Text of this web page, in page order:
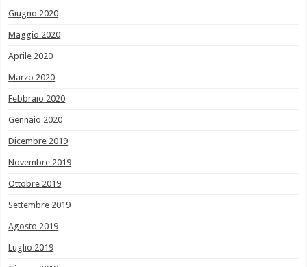
Giugno 2020
Maggio 2020
Aprile 2020
Marzo 2020
Febbraio 2020
Gennaio 2020
Dicembre 2019
Novembre 2019
Ottobre 2019
Settembre 2019
Agosto 2019
Luglio 2019